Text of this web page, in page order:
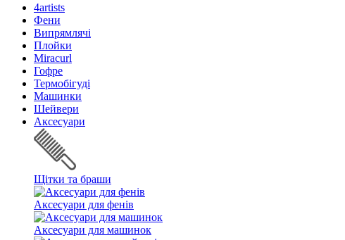
4artists
Фени
Випрямлячі
Плойки
Miracurl
Гофре
Термобігуді
Машинки
Шейвери
Аксесуари
Щітки та браши
Аксесуари для фенів
Аксесуари для машинок